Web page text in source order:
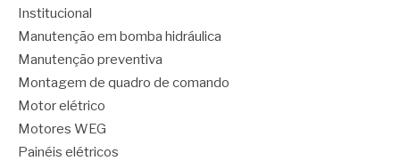
Institucional
Manutenção em bomba hidráulica
Manutenção preventiva
Montagem de quadro de comando
Motor elétrico
Motores WEG
Painéis elétricos